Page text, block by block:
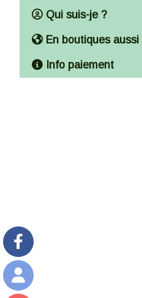
Qui suis-je ?
En boutiques aussi
Info paiement